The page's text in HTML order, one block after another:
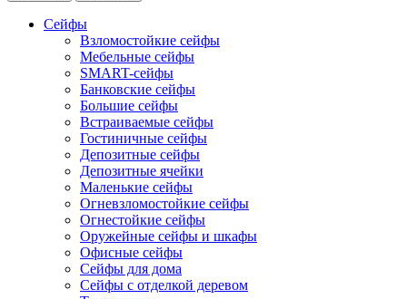
Сейфы
Взломостойкие сейфы
Мебельные сейфы
SMART-сейфы
Банковские сейфы
Большие сейфы
Встраиваемые сейфы
Гостиничные сейфы
Депозитные сейфы
Депозитные ячейки
Маленькие сейфы
Огневзломостойкие сейфы
Огнестойкие сейфы
Оружейные сейфы и шкафы
Офисные сейфы
Сейфы для дома
Сейфы с отделкой деревом